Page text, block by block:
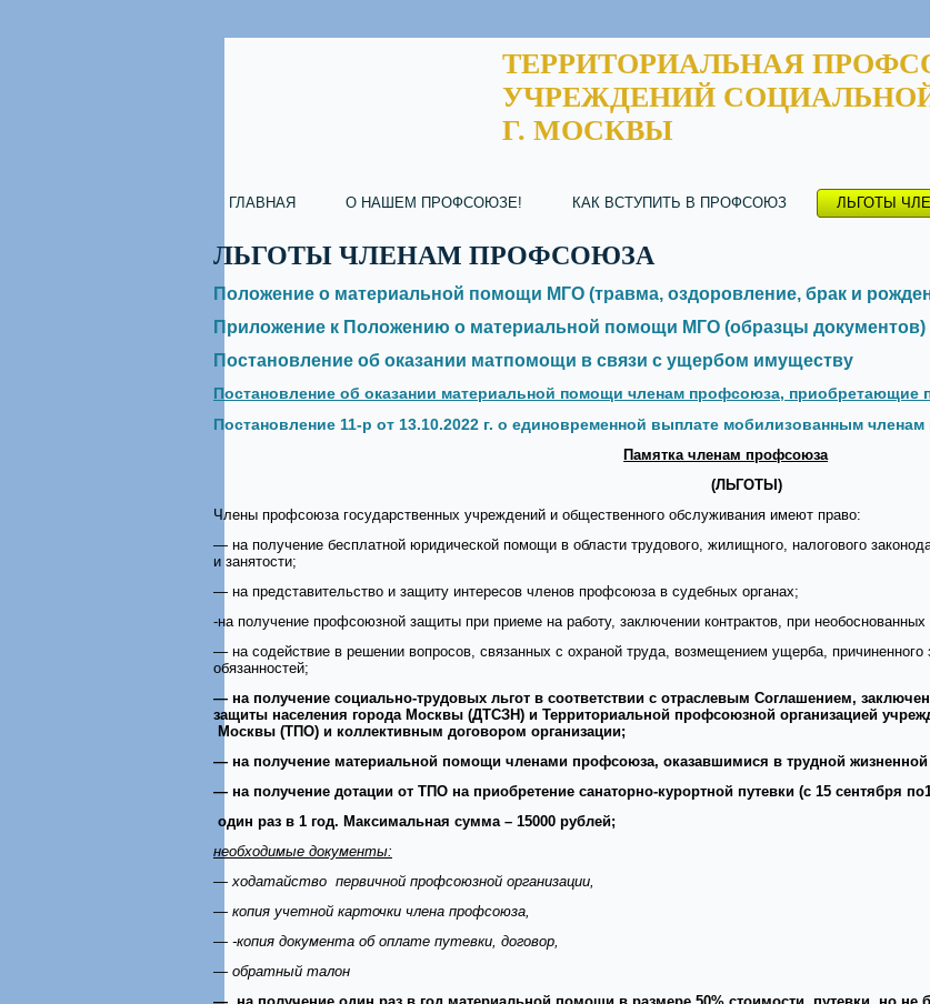
ТЕРРИТОРИАЛЬНАЯ
УЧРЕЖДЕНИЙ
Г. МОСКВЫ
ГЛАВНАЯ О НАШЕМ ПРОФСОЮЗЕ! КАК ВСТУПИТЬ В ПРОФСОЮЗ ЛЬГОТЫ
ЛЬГОТЫ ЧЛЕНАМ ПРОФСОЮЗА
Положение о материальной помощи МГО (травма, оздоровление, брак и
Приложение к Положению о материальной помощи МГО (образцы документов)
Постановление об оказании матпомощи в связи с ущербом имуществу
Постановление об оказании материальной помощи членам профсоюза, приобретающие
Постановление 11-р от 13.10.2022 г. о единовременной выплате мобилизованным
Памятка членам профсоюза
(ЛЬГОТЫ)
Члены профсоюза государственных учреждений и общественного обслуживания имеют право:
— на получение бесплатной юридической помощи в области трудового, жилищного, налогового
и занятости;
— на представительство и защиту интересов членов профсоюза в судебных органах;
-на получение профсоюзной защиты при приеме на работу, заключении контрактов, при
— на содействие в решении вопросов, связанных с охраной труда, возмещением ущерба,
обязанностей;
— на получение социально-трудовых льгот в соответствии с отраслевым Соглашением,
защиты населения города Москвы (ДТСЗН) и Территориальной профсоюзной организацией
Москвы (ТПО) и коллективным договором организации;
— на получение материальной помощи членами профсоюза, оказавшимися в трудной жизненной
— на получение дотации от ТПО на приобретение санаторно-курортной путевки (с 15 сентября
один раз в 1 год. Максимальная сумма – 15000 рублей;
необходимые документы:
— ходатайство первичной профсоюзной организации,
— копия учетной карточки члена профсоюза,
— -копия документа об оплате путевки, договор,
— обратный талон